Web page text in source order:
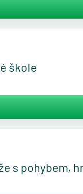
škole
s pohybem,